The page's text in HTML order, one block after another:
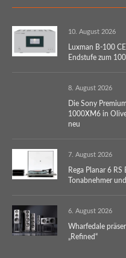
10. August 2026
Luxman B-100
Endstufe zum
8. August 2026
Die Sony
1000XM6 in
neu
7. August 2026
Rega Planar 6
Tonabnehmer
6. August 2026
Wharfedale
„Refined“